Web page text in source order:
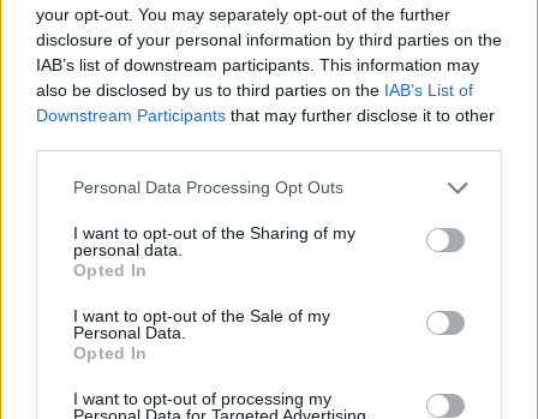
your opt-out. You may separately opt-out of the further
disclosure of your personal information by third parties on the
IAB’s list of downstream participants. This information may
also be disclosed by us to third parties on the IAB’s List of
Downstream Participants that may further disclose it to other
Personal Data Processing Opt Outs
I want to opt-out of the Sharing of my
personal data.
Opted In
I want to opt-out of the Sale of my
Personal Data.
Opted In
I want to opt-out of processing my
Personal Data for Targeted Advertising.